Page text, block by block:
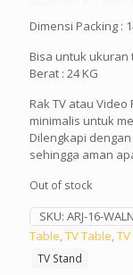
Dimensi Packing :
Bisa untuk ukuran
Berat : 24 KG
Rak TV atau
minimalis untuk
Dilengkapi
sehingga aman
Out of stock
SKU: ARJ-16-
Table,TV Table,
TV Stand